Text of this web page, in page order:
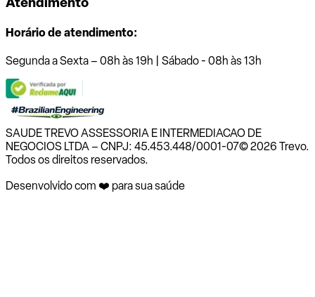
Horário de atendimento:
Segunda a Sexta – 08h às 19h | Sábado - 08h às 13h
SAUDE TREVO ASSESSORIA E INTERMEDIACAO DE
NEGOCIOS LTDA – CNPJ: 45.453.448/0001-07© 2026 Trevo.
Todos os direitos reservados.
Desenvolvido com ❤️ para sua saúde